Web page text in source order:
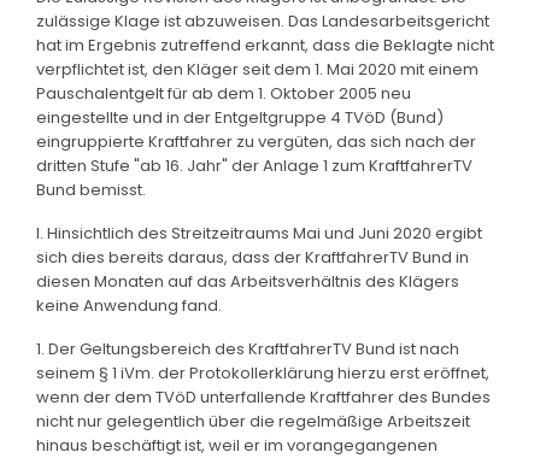
zulässige Klage ist abzuweisen. Das Landesarbeitsgericht
hat im Ergebnis zutreffend erkannt, dass die Beklagte nicht
verpflichtet ist, den Kläger seit dem 1. Mai 2020 mit einem
Pauschalentgelt für ab dem 1. Oktober 2005 neu
eingestellte und in der Entgeltgruppe 4 TVöD (Bund)
eingruppierte Kraftfahrer zu vergüten, das sich nach der
dritten Stufe "ab 16. Jahr" der Anlage 1 zum KraftfahrerTV
Bund bemisst.
I. Hinsichtlich des Streitzeitraums Mai und Juni 2020 ergibt
sich dies bereits daraus, dass der KraftfahrerTV Bund in
diesen Monaten auf das Arbeitsverhältnis des Klägers
keine Anwendung fand.
1. Der Geltungsbereich des KraftfahrerTV Bund ist nach
seinem § 1 iVm. der Protokollerklärung hierzu erst eröffnet,
wenn der dem TVöD unterfallende Kraftfahrer des Bundes
nicht nur gelegentlich über die regelmäßige Arbeitszeit
hinaus beschäftigt ist, weil er im vorangegangenen